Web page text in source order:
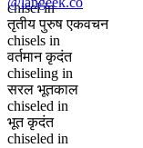
chisel in
तृतीय पुरुष एकवचन
chisels in
वर्तमान कृदंत
chiseling in
सरल भूतकाल
chiseled in
भूत कृदंत
chiseled in